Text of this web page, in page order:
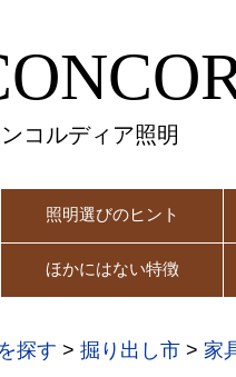
コルディア照明
照明選びのヒント
ほかにはない特徴
探す > 掘り出し市 > 家